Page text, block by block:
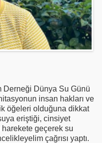
Derneği Dünya Su Günü
insan hakları ve
öğeleri olduğuna dikkat
eriştiği, cinsiyet
geçerek su
çağrısı yaptı.